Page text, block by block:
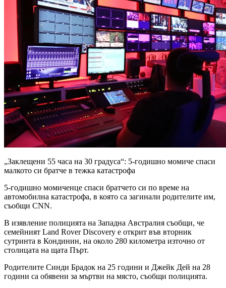
„Заклещени 55 часа на 30 градуса“: 5-годишно момиче спаси
малкото си братче в тежка катастрофа
5-годишно момиченце спаси братчето си по време на
автомобилна катастрофа, в която са загинали родителите им,
съобщи CNN.
В изявление полицията на Западна Австралия съобщи, че
семейният Land Rover Discovery е открит във вторник
сутринта в Кондинин, на около 280 километра източно от
столицата на щата Пърт.
Родителите Синди Брадок на 25 години и Джейк Дей на 28
години са обявени за мъртви на място, съобщи полицията.